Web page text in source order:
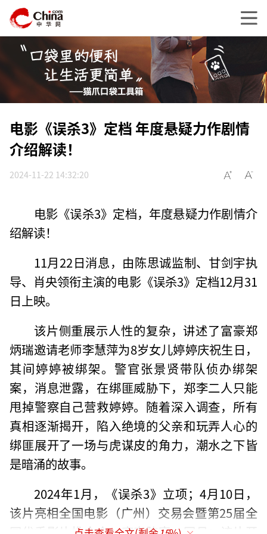
电影《误杀3》定档 年度悬疑力作剧情
介绍解读！
2024-11-22 14:32:20
电影《误杀3》定档，年度悬疑力作剧情介
绍解读！
11月22日消息，由陈思诚监制、甘剑宇执
导、肖央领衔主演的电影《误杀3》定档12月31
日上映。
该片侧重展示人性的复杂，讲述了富豪郑
炳瑞邀请老师李慧萍为8岁女儿婷婷庆祝生日，
其间婷婷被绑架。警官张景贤带队侦办绑架
案，消息泄露，在绑匪威胁下，郑李二人只能
甩掉警察自己营救婷婷。随着深入调查，所有
真相逐渐揭开，陷入绝境的父亲和玩弄人心的
绑匪展开了一场与虎谋皮的角力，潮水之下皆
是暗涌的故事。
2024年1月，《误杀3》立项；4月10日，
该片亮相全国电影（广州）交易会暨第25届全